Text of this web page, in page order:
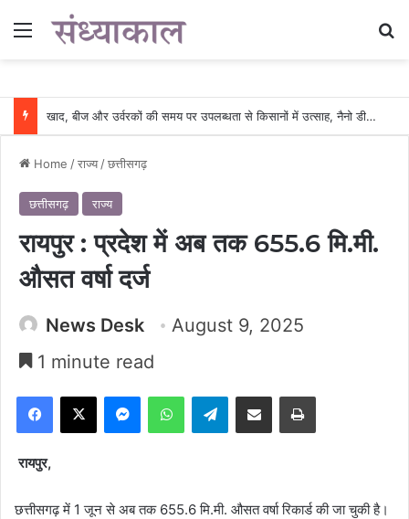
Menu
खाद, बीज और उर्वरकों की समय पर उपलब्धता से किसानों में उत्साह, नैनो डीएपी और नैनो यूरिया बने किसानों के भरोसेमंद कृषि साथी…..
Home /राज्य /छत्तीसगढ़
छत्तीसगढ़ राज्य
रायपुर : प्रदेश में अब तक 655.6 मि.मी.
औसत वर्षा दर्ज
News Desk
August 9, 2025
1 minute read
Facebook
X MessengerWhatsAppTelegramShare via Email Print
रायपुर,
छत्तीसगढ़ में 1 जून से अब तक 655.6 मि.मी. औसत वर्षा रिकार्ड की जा चुकी है।